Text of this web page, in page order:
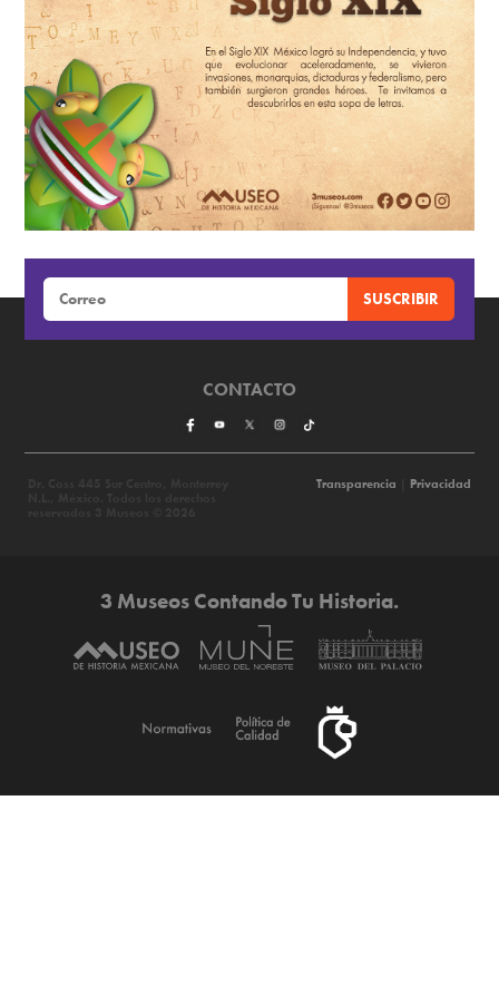
CONTACTO
Transparencia Privacidad
3 Museos Contando Tu Historia.